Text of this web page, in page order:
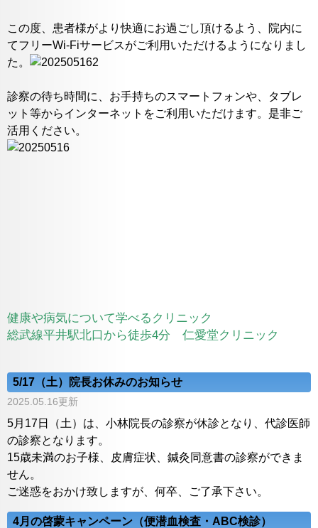
この度、患者様がより快適にお過ごし頂けるよう、院内に
てフリーWi-Fiサービスがご利用いただけるようになりまし
た。
診察の待ち時間に、お手持ちのスマートフォンや、タブレ
ット等からインターネットをご利用いただけます。是非ご
活用ください。
健康や病気について学べるクリニック
総武線平井駅北口から徒歩4分 仁愛堂クリニック
5/17（土）院長お休みのお知らせ
2025.05.16更新
5月17日（土）は、小林院長の診察が休診となり、代診医師
の診察となります。
15歳未満のお子様、皮膚症状、鍼灸同意書の診察ができま
せん。
ご迷惑をおかけ致しますが、何卒、ご了承下さい。
4月の啓蒙キャンペーン（便潜血検査・ABC検診）